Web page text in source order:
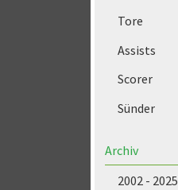
Tore
Assists
Scorer
Sünder
Archiv
2002 - 2025